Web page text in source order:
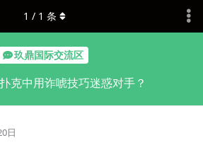
玖鼎国际交流区
克中用诈唬技巧迷惑对手？
1 / 1 条
日